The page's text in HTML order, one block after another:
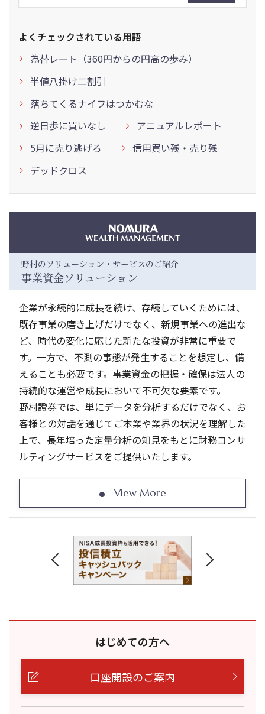
よくチェックされている用語
為替レート（360円からの円高の歩み）
半値八掛け二割引
落ちてくるナイフはつかむな
逆日歩に買いなし
アニュアルレポート
5月に売り逃げろ
信用買い残・売り残
デッドクロス
野村のソリューション・サービスのご紹介
事業資金ソリューション
企業が永続的に成長を続け、存続していくためには、
既存事業の磨き上げだけでなく、新規事業への進出な
ど、時代の変化に応じた新たな投資が非常に重要で
す。一方で、不測の事態が発生することを想定し、備
えることも必要です。事業資金の把握・確保は法人の
持続的な運営や成長において不可欠な要素です。
野村證券では、単にデータを分析するだけでなく、お
客様との対話を通じてご本業や業界の状況を理解した
上で、長年培った定量分析の知見をもとに財務コンサ
ルティングサービスをご提供いたします。
View More
はじめての方へ
口座開設のご案内